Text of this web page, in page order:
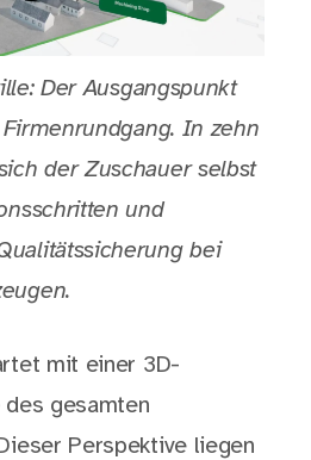
Der Ausgangspunkt
In zehn
der Zuschauer selbst
und
bei
mit einer 3D-
gesamten
Perspektive liegen